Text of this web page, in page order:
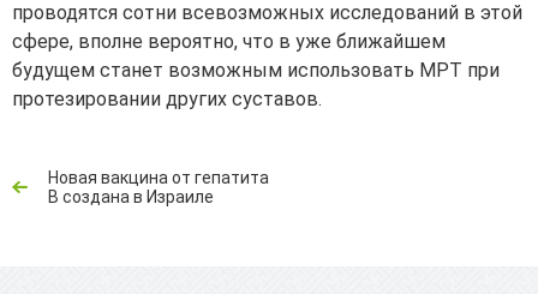
проводятся сотни всевозможных исследований в этой
сфере, вполне вероятно, что в уже ближайшем
будущем станет возможным использовать МРТ при
протезировании других суставов.
Новая вакцина от гепатита
B создана в Израиле